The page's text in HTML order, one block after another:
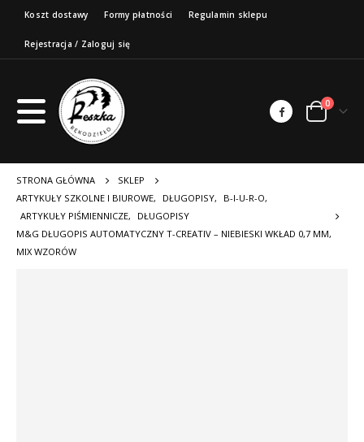
Koszt dostawy Formy płatności Regulamin sklepu
Rejestracja / Zaloguj się
0
STRONA GŁÓWNA
SKLEP
ARTYKUŁY SZKOLNE I BIUROWE, DŁUGOPISY, B-I-U-R-O,
ARTYKUŁY PIŚMIENNICZE,
DŁUGOPISY
M&G DŁUGOPIS AUTOMATYCZNY T-CREATIV – NIEBIESKI WKŁAD 0,7 MM,
MIX WZORÓW